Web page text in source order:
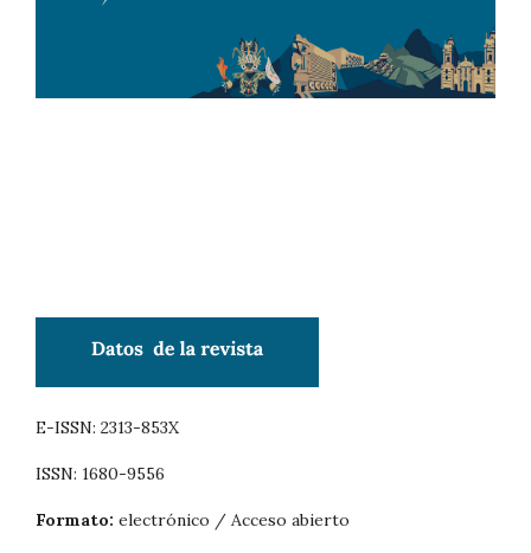
E-ISSN: 2313-853X
ISSN: 1680-9556
Formato: electrónico / Acceso abierto